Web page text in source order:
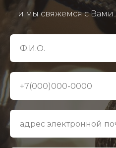
и мы свяжемся с Вами